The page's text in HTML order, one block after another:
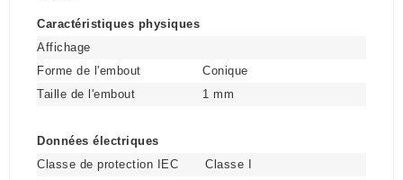
Caractéristiques physiques
Affichage
Forme de l'embout
Conique
Taille de l'embout
1 mm
Données électriques
Classe de protection IEC
Classe I